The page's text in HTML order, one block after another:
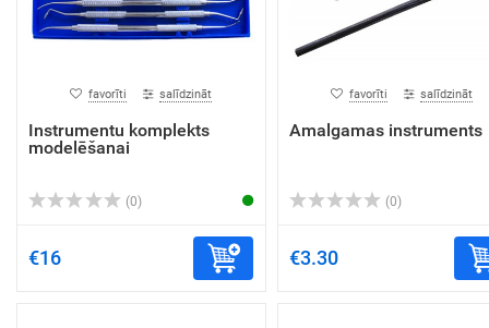
favorīti salīdzināt
Instrumentu komplekts
modelēšanai
(0)
€16
favorīti salīdzināt
Amalgamas instruments
(0)
€3.30